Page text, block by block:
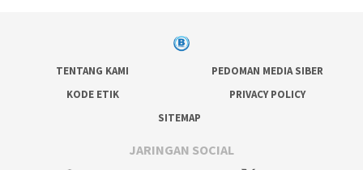
TENTANG KAMI
PEDOMAN MEDIA SIBER
KODE ETIK
PRIVACY POLICY
SITEMAP
JARINGAN SOCIAL